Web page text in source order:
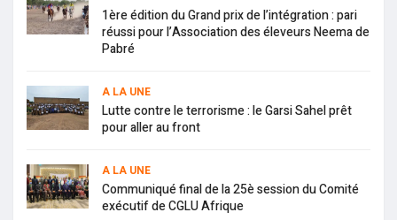
1ère édition du Grand prix de l’intégration : pari
réussi pour l’Association des éleveurs Neema de
Pabré
A LA UNE
Lutte contre le terrorisme : le Garsi Sahel prêt
pour aller au front
A LA UNE
Communiqué final de la 25è session du Comité
exécutif de CGLU Afrique